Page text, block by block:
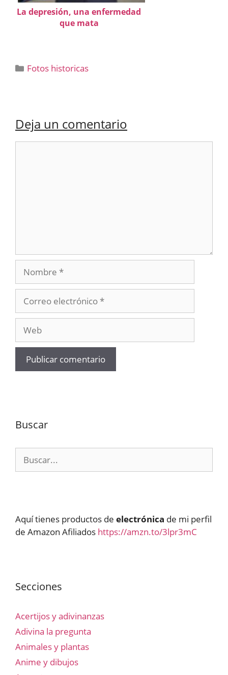
La depresión, una enfermedad
que mata
Categorías
Fotos historicas
Deja un comentario
Nombre
electrónico
Buscar
Aquí tienes productos de electrónica de mi perfil
de Amazon Afiliados https://amzn.to/3lpr3mC
Secciones
Acertijos y adivinanzas
Adivina la pregunta
Animales y plantas
Anime y dibujos